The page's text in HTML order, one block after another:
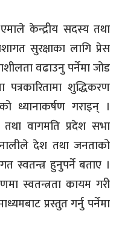
केन्द्रीय सदस्य तथा
सुरक्षाका लागि प्रेस
वढाउनु पर्नेमा जोड
शुद्धिकरण
ध्यानाकर्षण गराइन् ।
तथा वागमति प्रदेश सभा
देश तथा जनताको
स्वतन्त्र हुनुपर्ने बताए ।
स्वतन्त्रता कायम गरी
प्रस्तुत गर्नु पर्नेमा